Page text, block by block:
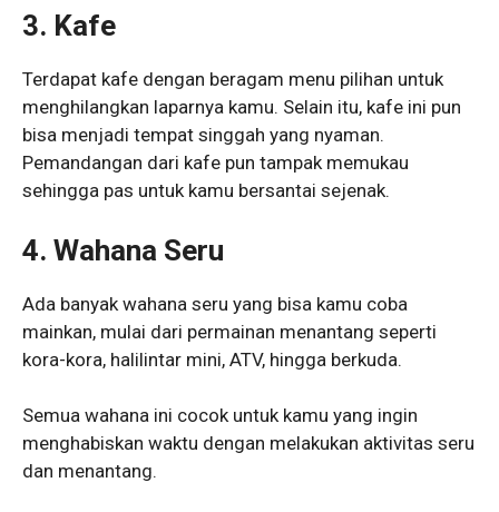
3. Kafe
Terdapat kafe dengan beragam menu pilihan untuk
menghilangkan laparnya kamu. Selain itu, kafe ini pun
bisa menjadi tempat singgah yang nyaman.
Pemandangan dari kafe pun tampak memukau
sehingga pas untuk kamu bersantai sejenak.
4. Wahana Seru
Ada banyak wahana seru yang bisa kamu coba
mainkan, mulai dari permainan menantang seperti
kora-kora, halilintar mini, ATV, hingga berkuda.
Semua wahana ini cocok untuk kamu yang ingin
menghabiskan waktu dengan melakukan aktivitas seru
dan menantang.